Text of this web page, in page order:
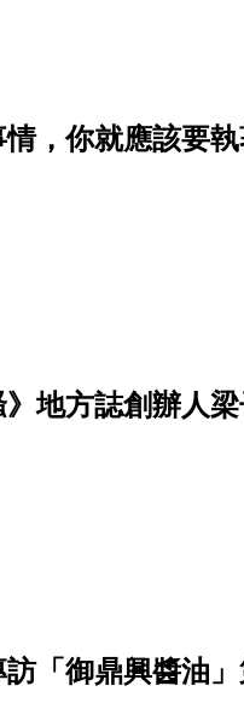
，你就應該要
地方誌創辦人
「御鼎興醬油